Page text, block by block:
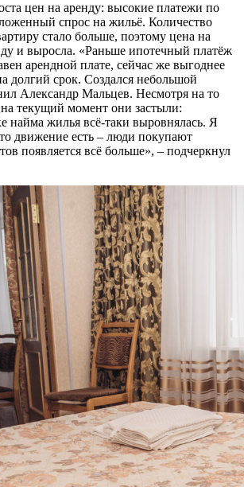
цен на аренду: высокие платежи по
спрос на жильё. Количество
стало больше, поэтому цена на
и выросла. «Раньше ипотечный платёж
арендной плате, сейчас же выгоднее
долгий срок. Создался небольшой
Александр Мальцев. Несмотря на то
текущий момент они застыли:
найма жилья всё-таки выровнялась. Я
движение есть – люди покупают
появляется всё больше», – подчеркнул